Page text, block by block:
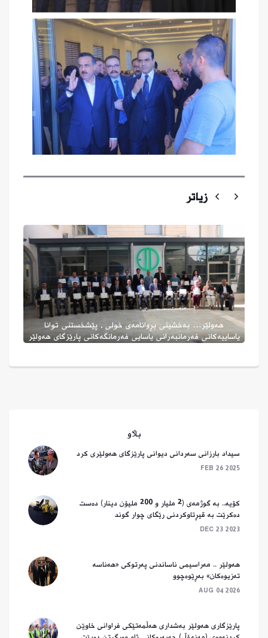
زیاتر
لە هەولێر ....
بڵاو
سیداد بارزانی سەردانی دیوانی پارێزگای هەولێری کرد
FEB 26 2025
کۆیە.. بە گوژمەی (2 ملیار و 200 ملیۆن دینار) دەست
دەکرێت بە قیڕتاوکردنی رێگای چوار گوند
DEC 23 2023
هەولێر .. مەراسیمی ناساندنی پەرتوکی «هەناسە
تەزیوەکان» بەڕێوەچوو
AUG 04 2026
پارێزگاری هەولێر بەشداری ھەڵمەتێکی فراوانی خاوێن